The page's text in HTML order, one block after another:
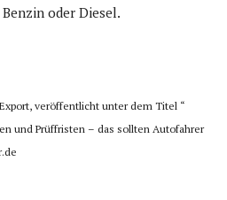
oder Diesel.
veröffentlicht unter dem Titel “
und Prüffristen – das sollten Autofahrer